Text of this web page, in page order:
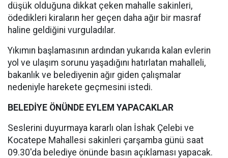
düşük olduğuna dikkat çeken mahalle sakinleri,
ödedikleri kiraların her geçen daha ağır bir masraf
haline geldiğini vurguladılar.
Yıkımın başlamasının ardından yukarıda kalan evlerin
yol ve ulaşım sorunu yaşadığını hatırlatan mahalleli,
bakanlık ve belediyenin ağır giden çalışmalar
nedeniyle harekete geçmesini istedi.
BELEDİYE ÖNÜNDE EYLEM YAPACAKLAR
Seslerini duyurmaya kararlı olan İshak Çelebi ve
Kocatepe Mahallesi sakinleri çarşamba günü saat
09.30'da belediye önünde basın açıklaması yapacak.